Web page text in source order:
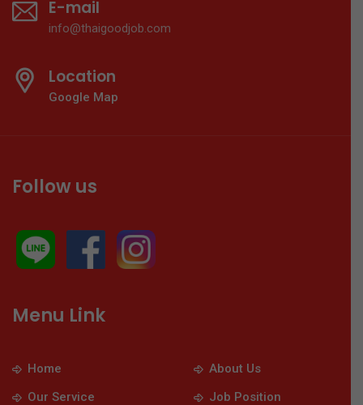
E-mail
info@thaigoodjob.com
Location
Google Map
Follow us
Menu Link
Home
About Us
Our Service
Job Position